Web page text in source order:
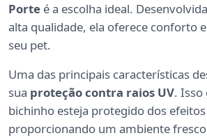
Porte é a escolha ideal.
alta qualidade, ela oferece conforto
seu pet.
Uma das principais características
sua proteção contra raios UV. Isso
bichinho esteja protegido dos
proporcionando um ambiente